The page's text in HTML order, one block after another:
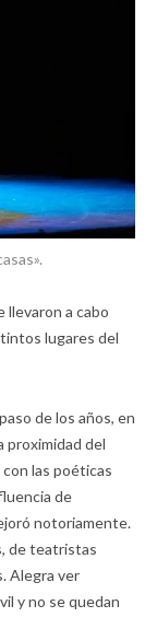
llevaron a cabo
lugares del
de los años, en
proximidad del
las poéticas
de
notoriamente.
de teatristas
Alegra ver
y no se quedan